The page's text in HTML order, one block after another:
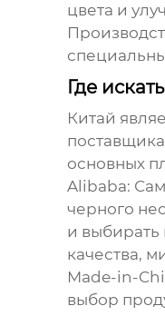
цвета и
Где
Китай
основных
Alibaba:
черного
и выбирать
качества,
Made-in-
выбор